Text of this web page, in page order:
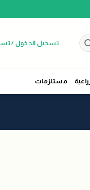
تسجيل الدخول /
مستلزمات